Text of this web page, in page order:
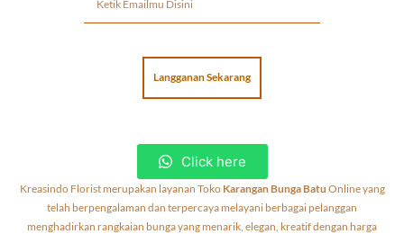
Langganan Sekarang
Click here
Kreasindo Florist merupakan layanan Toko Karangan Bunga Batu Online yang
telah berpengalaman dan terpercaya melayani berbagai pelanggan
menghadirkan rangkaian bunga yang menarik, elegan, kreatif dengan harga